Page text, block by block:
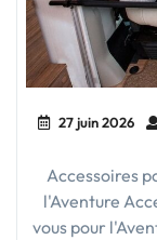
27 juin 2026
Accessoires
l'Aventure
vous pour